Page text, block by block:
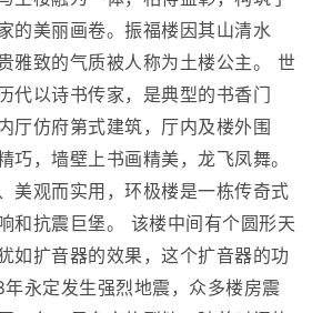
的美丽画卷。振福楼因其山清水
雅致的气质被人称为土楼公主。 世
代以诗书传家，是典型的书香门
厅仿府第式建筑，厅内及楼外围
巧，墙壁上书画精美，龙飞凤舞。
美观而实用，环极楼是一栋传奇式
和抗震巨堡。 该楼中间有个圆形天
如扩音器的效果，这个扩音器的功
永定发生强烈地震，众多楼房震